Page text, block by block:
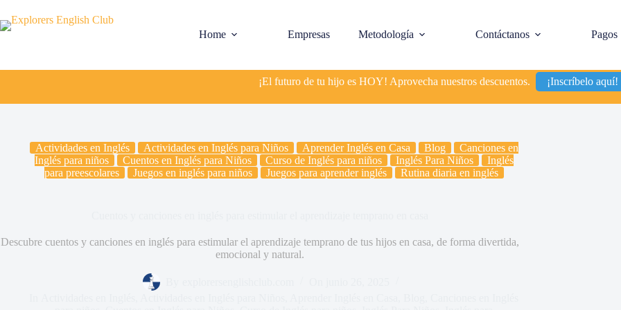
al
contenido
Home Empresas Metodología Contáctanos Pagos
¡El futuro de tu hijo es HOY! Aprovecha nuestros descuentos. ¡Inscríbelo aquí!
Actividades en Inglés Actividades en Inglés para Niños Aprender Inglés en Casa Blog
Canciones en
Inglés para niños
Cuentos en Inglés para Niños Curso de Inglés para niños Inglés Para Niños
Inglés
para preescolares
Juegos en inglés para niños Juegos para aprender inglés Rutina diaria en inglés
Descubre cuentos y canciones en inglés para estimular el aprendizaje temprano de tus hijos en casa, de forma divertida,
emocional y natural.